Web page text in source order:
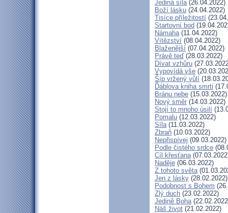
Jediná síla(26.04.2022)
Boží lásku (24.04.2022)
Tisíce příležitostí
Startovní bod
Námaha(11.04.2022)
Vítězství (08.04.2022)
Blaženější (07.04.2022)
Právě teď (28.03.2022)
Dívat vzhůru
Vypovídá vše
Šíp vržený vůlí
Ďáblova kniha smrti
Bránu nebe (15.03.2022)
Nový směr (14.03.2022)
Stojí to mnoho úsilí
Pomalu (12.03.2022)
Síla(11.03.2022)
Zbraň (10.03.2022)
Nepřispívej (09.03.2022)
Podle čistého srdce
Cíl křesťana
Naděje (06.03.2022)
Z tohoto světa
Jen z lásky (28.02.2022)
Podobnost s Bohem
Zlý duch (23.02.2022)
Jedině Boha
Náš život (21.02.2022)